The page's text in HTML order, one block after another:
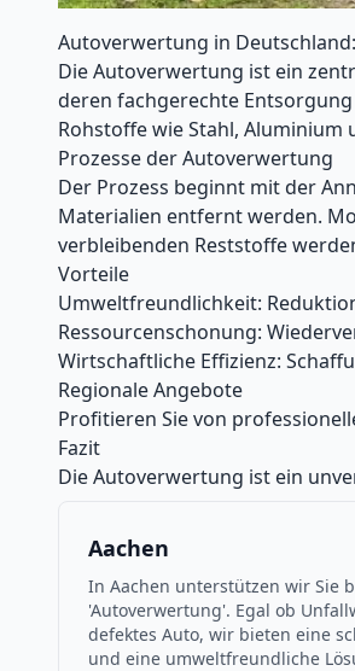
Autoverwertung in
Die Autoverwertung ist ein
deren fachgerechte
Rohstoffe wie Stahl,
Prozesse der Autoverwertung
Der Prozess beginnt mit der
Materialien entfernt werden.
verbleibenden Reststoffe
Vorteile
Umweltfreundlichkeit:
Ressourcenschonung:
Wirtschaftliche Effizienz:
Regionale Angebote
Profitieren Sie von
Fazit
Die Autoverwertung ist ein
Aachen
In Aachen unterstützen wir Sie
'Autoverwertung'. Egal ob
defektes Auto, wir bieten eine
und eine umweltfreundliche